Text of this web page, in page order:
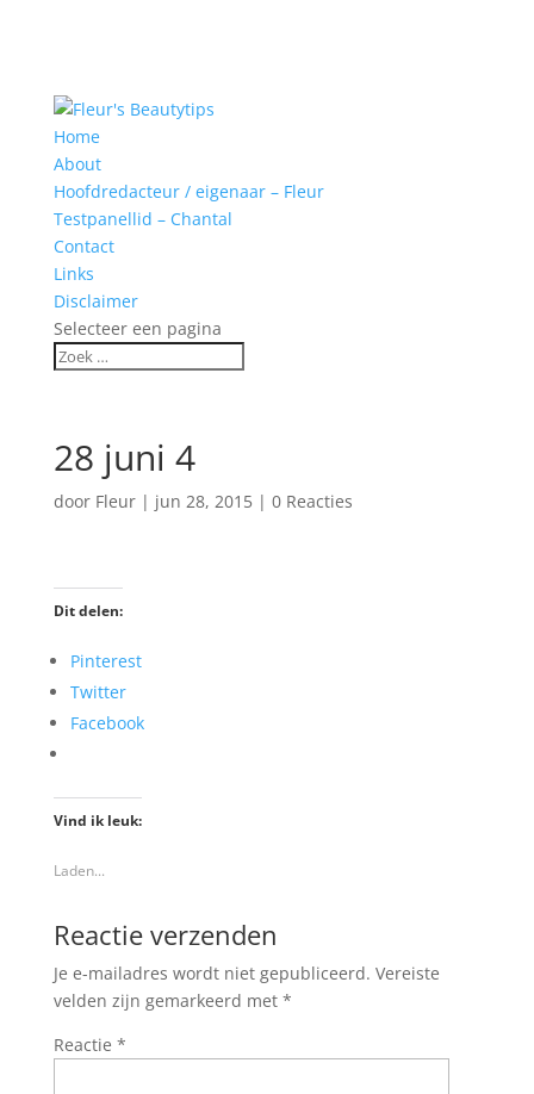
Home
About
Hoofdredacteur / eigenaar – Fleur
Testpanellid – Chantal
Contact
Links
Disclaimer
Selecteer een pagina
28 juni 4
door Fleur| jun 28, 2015| 0 Reacties
Dit delen:
Pinterest
Twitter
Facebook
Vind ik leuk:
Laden...
Reactie verzenden
Je e-mailadres wordt niet gepubliceerd. Vereiste
velden zijn gemarkeerd met *
Reactie *